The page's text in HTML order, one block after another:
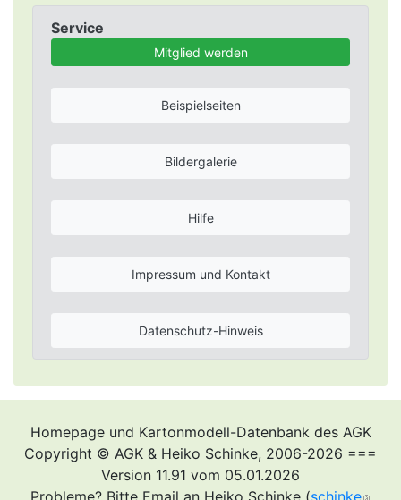
Service
Mitglied werden
Beispielseiten
Bildergalerie
Hilfe
Impressum und Kontakt
Datenschutz-Hinweis
Homepage und Kartonmodell-Datenbank des AGK
Copyright © AGK & Heiko Schinke, 2006-2026 ===
Version 11.91 vom 05.01.2026